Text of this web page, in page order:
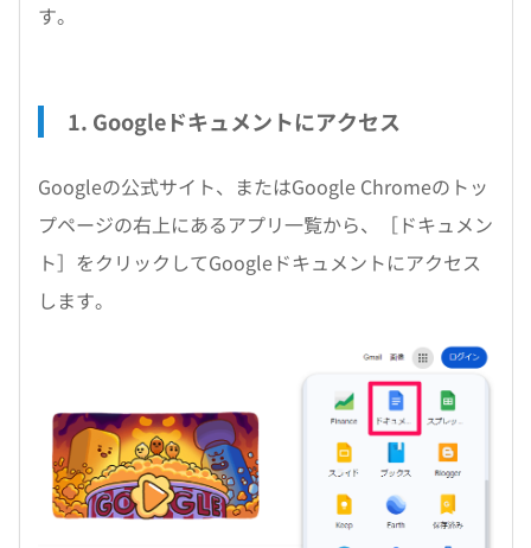
す。
1. Googleドキュメントにアクセス
Googleの公式サイト、またはGoogle Chromeのトッ
プページの右上にあるアプリ一覧から、［ドキュメン
ト］をクリックしてGoogleドキュメントにアクセス
します。